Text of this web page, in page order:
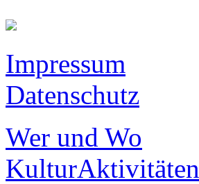
Impressum
Datenschutz
Wer und Wo
KulturAktivitäten